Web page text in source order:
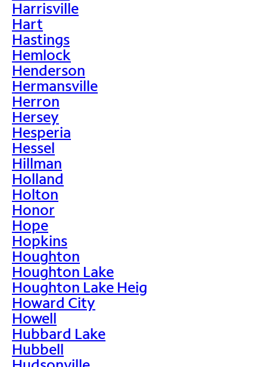
Harrisville
Hart
Hastings
Hemlock
Henderson
Hermansville
Herron
Hersey
Hesperia
Hessel
Hillman
Holland
Holton
Honor
Hope
Hopkins
Houghton
Houghton Lake
Houghton Lake Heig
Howard City
Howell
Hubbard Lake
Hubbell